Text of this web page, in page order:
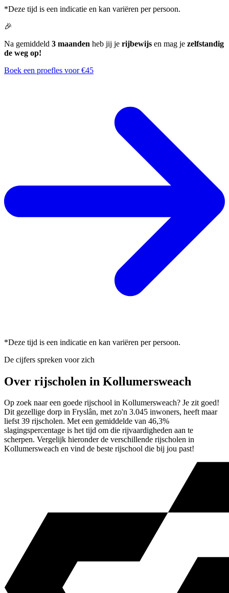
*Deze tijd is een indicatie en kan variëren per persoon.
🎉
Na gemiddeld 3 maanden heb jij je rijbewijs en mag je zelfstandig
de weg op!
Boek een proefles voor €45
*Deze tijd is een indicatie en kan variëren per persoon.
De cijfers spreken voor zich
Over rijscholen in Kollumersweach
Op zoek naar een goede rijschool in Kollumersweach? Je zit goed!
Dit gezellige dorp in Fryslân, met zo'n 3.045 inwoners, heeft maar
liefst 39 rijscholen. Met een gemiddelde van 46,3%
slagingspercentage is het tijd om die rijvaardigheden aan te
scherpen. Vergelijk hieronder de verschillende rijscholen in
Kollumersweach en vind de beste rijschool die bij jou past!